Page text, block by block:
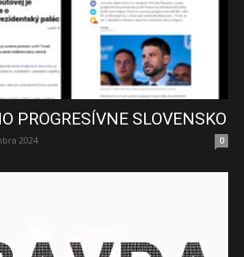
PROGRESÍVNE SLOVENSKO
2024 0